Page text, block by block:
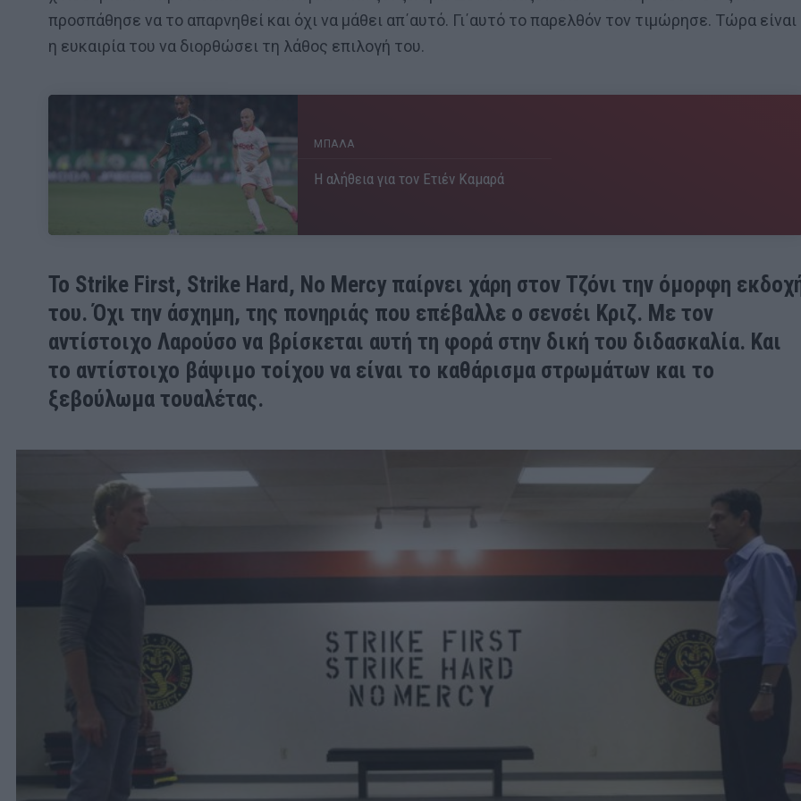
προσπάθησε να το απαρνηθεί και όχι να μάθει απ΄αυτό. Γι΄αυτό το παρελθόν τον τιμώρησε. Τώρα είναι
η ευκαιρία του να διορθώσει τη λάθος επιλογή του.
ΜΠΑΛΑ
Η αλήθεια για τον Ετιέν Καμαρά
Το Strike First, Strike Hard, No Mercy παίρνει χάρη στον Τζόνι την όμορφη
του. Όχι την άσχημη, της πονηριάς που επέβαλλε ο σενσέι Κριζ. Με τον
αντίστοιχο Λαρούσο να βρίσκεται αυτή τη φορά στην δική του διδασκαλία. Και
το αντίστοιχο βάψιμο τοίχου να είναι το καθάρισμα στρωμάτων και το
ξεβούλωμα τουαλέτας.